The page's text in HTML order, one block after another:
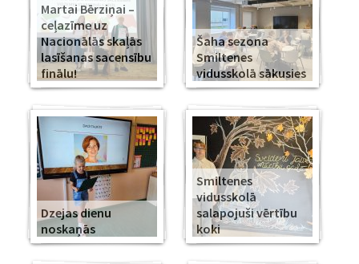
Martai Bērziņai –
ceļazīme uz
Nacionālās skaļās
lasīšanas sacensību
finālu!
Šaha sezona
Smiltenes
vidusskolā sākusies
Dzejas dienu
noskaņās
Smiltenes
vidusskolā
salapojuši vērtību
koki